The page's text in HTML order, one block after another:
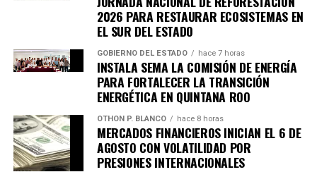
Fuente: 5to Poder Agencia de Noticias
2026 PARA RESTAURAR ECOSISTEMAS EN
EL SUR DEL ESTADO
GOBIERNO DEL ESTADO hace 7 horas
INSTALA SEMA LA COMISIÓN DE ENERGÍA
PARA FORTALECER LA TRANSICIÓN
ENERGÉTICA EN QUINTANA ROO
OTHON P. BLANCO hace 8 horas
MERCADOS FINANCIEROS INICIAN EL 6 DE
AGOSTO CON VOLATILIDAD POR
PRESIONES INTERNACIONALES